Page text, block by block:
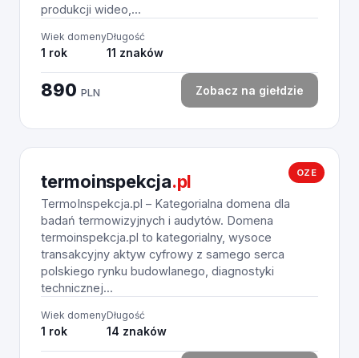
produkcji wideo,...
Wiek domeny
1 rok
Długość
11 znaków
890 PLN Zobacz na giełdzie
OZE
termoinspekcja.pl
TermoInspekcja.pl – Kategorialna domena dla
badań termowizyjnych i audytów. Domena
termoinspekcja.pl to kategorialny, wysoce
transakcyjny aktyw cyfrowy z samego serca
polskiego rynku budowlanego, diagnostyki
technicznej...
Wiek domeny
1 rok
Długość
14 znaków